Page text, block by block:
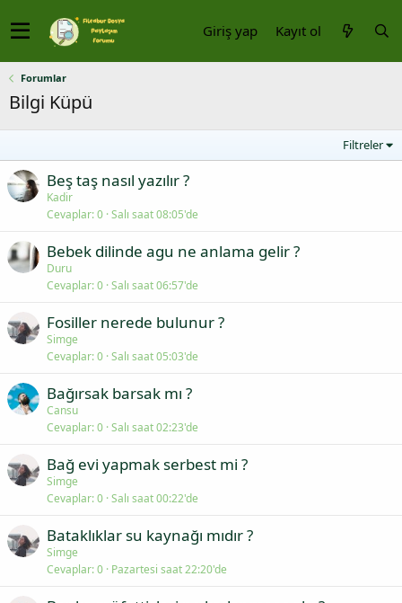
Giriş yap Kayıt ol
Forumlar
Bilgi Küpü
Filtreler
Beş taş nasıl yazılır ?
Kadir
Cevaplar 0 Salı saat 08:05'de
Bebek dilinde agu ne anlama gelir ?
Duru
Cevaplar 0 Salı saat 06:57'de
Fosiller nerede bulunur ?
Simge
Cevaplar 0 Salı saat 05:03'de
Bağırsak barsak mı ?
Cansu
Cevaplar 0 Salı saat 02:23'de
Bağ evi yapmak serbest mi ?
Simge
Cevaplar 0 Salı saat 00:22'de
Bataklıklar su kaynağı mıdır ?
Simge
Cevaplar 0 Pazartesi saat 22:20'de